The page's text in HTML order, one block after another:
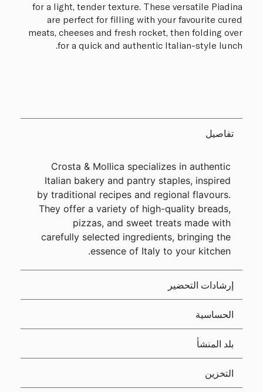
for a light, tender texture. These versatile Piadina
are perfect for filling with your favourite cured
meats, cheeses and fresh rocket, then folding over
for a quick and authentic Italian-style lunch.
تفاصيل
Crosta & Mollica specializes in authentic
Italian bakery and pantry staples, inspired
by traditional recipes and regional flavours.
They offer a variety of high-quality breads,
pizzas, and sweet treats made with
carefully selected ingredients, bringing the
essence of Italy to your kitchen.
إرشادات التحضير
الحساسية
بلد المنشأ
التخزين